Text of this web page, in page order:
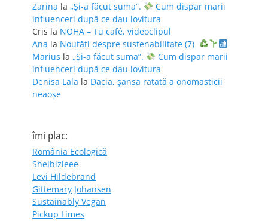
Zarina la „Și-a făcut suma”.
Cum dispar marii
influenceri după ce dau lovitura
Cris la NOHA – Tu café, videoclipul
Ana la Noutăți despre sustenabilitate (7)
Marius la „Și-a făcut suma”.
Cum dispar marii
influenceri după ce dau lovitura
Denisa Lala la Dacia, șansa ratată a onomasticii
neaoșe
îmi plac:
România Ecologică
Shelbizleee
Levi Hildebrand
Gittemary Johansen
Sustainably Vegan
Pickup Limes